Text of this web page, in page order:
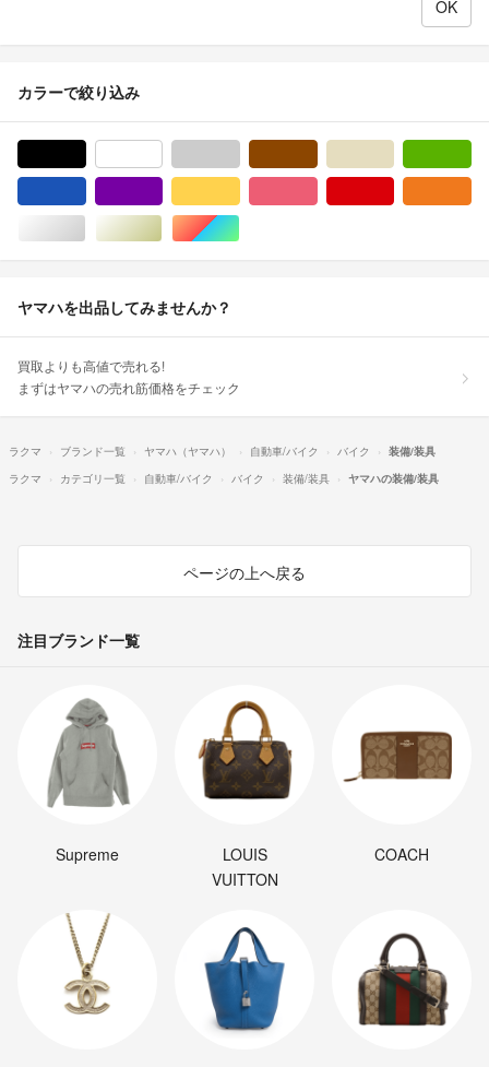
カラーで絞り込み
シルバー/銀色系ゴールド/金色系マルチカラー
ヤマハを出品してみませんか？
買取よりも高値で売れる!
まずはヤマハの売れ筋価格をチェック
ラクマ ブランド一覧 ヤマハ（ヤマハ） 自動車/バイク バイク
装備/装具
ラクマ
カテゴリ一覧 自動車/バイク バイク 装備/装具 ヤマハの装備/装具
ページの上へ戻る
注目ブランド一覧
Supreme
LOUIS
VUITTON
COACH